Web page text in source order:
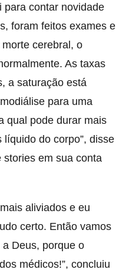
para contar novidade
foram feitos exames e
cerebral, o
As taxas
a saturação está
para uma
qual pode durar mais
do corpo”, disse
em sua conta
aliviados e eu
certo. Então vamos
Deus, porque o
médicos!”, concluiu